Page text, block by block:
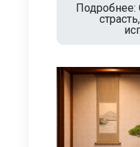
Подробнее: